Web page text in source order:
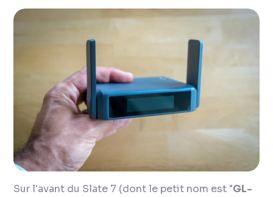
Sur l'avant du Slate 7 (dont le petit nom est "GL-